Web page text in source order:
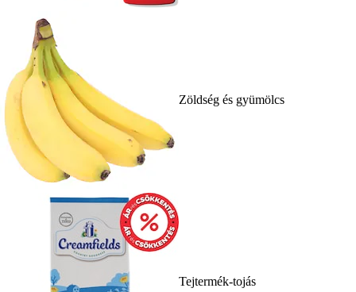
Zöldség és gyümölcs
Tejtermék-tojás